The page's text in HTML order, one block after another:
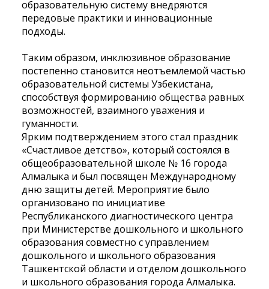
образовательную систему внедряются
передовые практики и инновационные
подходы.
Таким образом, инклюзивное образование
постепенно становится неотъемлемой частью
образовательной системы Узбекистана,
способствуя формированию общества равных
возможностей, взаимного уважения и
гуманности.
Ярким подтверждением этого стал праздник
«Счастливое детство», который состоялся в
общеобразовательной школе № 16 города
Алмалыка и был посвящен Международному
дню защиты детей. Мероприятие было
организовано по инициативе
Республиканского диагностического центра
при Министерстве дошкольного и школьного
образования совместно с управлением
дошкольного и школьного образования
Ташкентской области и отделом дошкольного
и школьного образования города Алмалыка.